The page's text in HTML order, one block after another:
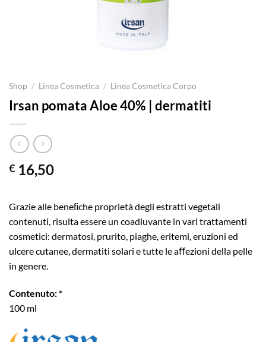
Shop / Linea Cosmetica / Linea Cosmetica Corpo
Irsan pomata Aloe 40% | dermatiti
€ 16,50
Grazie alle beneﬁche proprietà degli estratti vegetali
contenuti, risulta essere un coadiuvante in vari trattamenti
cosmetici: dermatosi, prurito, piaghe, eritemi, eruzioni ed
ulcere cutanee, dermatiti solari e tutte le aﬀezioni della pelle
in genere.
Contenuto: *
100 ml